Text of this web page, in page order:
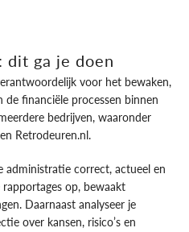
dit ga je doen
voor het bewaken,
de financiële processen binnen
bedrijven, waaronder
Retrodeuren.nl.
administratie correct, actueel en
op, bewaakt
Daarnaast analyseer je
over kansen, risico’s en